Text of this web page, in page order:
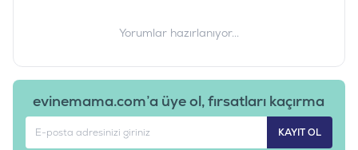
Yorumlar hazırlanıyor...
evinemama.com’a üye ol, fırsatları kaçırma
KAYIT OL